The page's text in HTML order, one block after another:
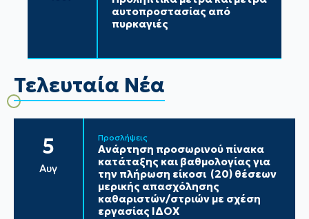
αυτοπροστασίας από
πυρκαγιές
Τελευταία Νέα
5
Αυγ
Προσλήψεις
Ανάρτηση προσωρινού πίνακα
κατάταξης και βαθμολογίας για
την πλήρωση είκοσι (20) θέσεων
μερικής απασχόλησης
καθαριστών/στριών με σχέση
εργασίας ΙΔΟΧ